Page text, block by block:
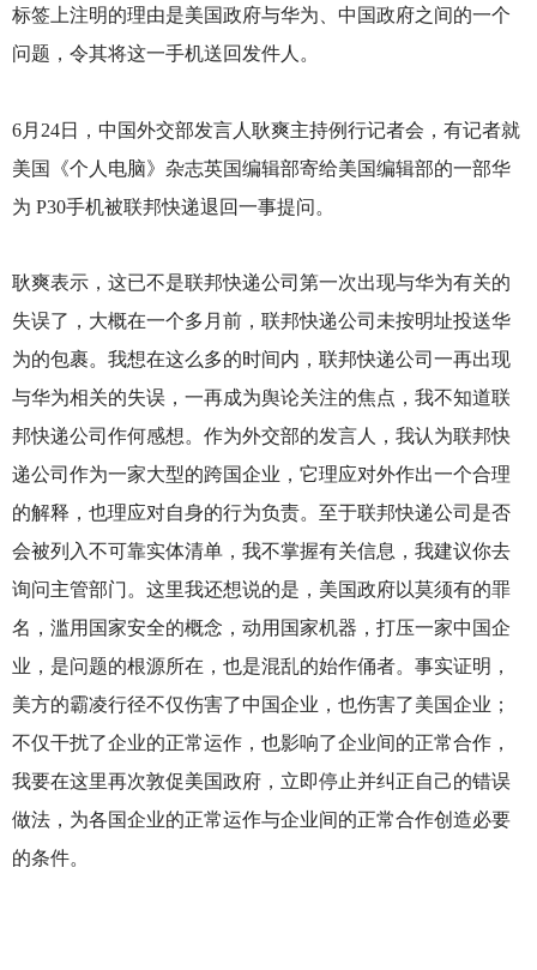
标签上注明的理由是美国政府与华为、中国政府之间的一个
问题，令其将这一手机送回发件人。
6月24日，中国外交部发言人耿爽主持例行记者会，有记者就
美国《个人电脑》杂志英国编辑部寄给美国编辑部的一部华
为 P30手机被联邦快递退回一事提问。
耿爽表示，这已不是联邦快递公司第一次出现与华为有关的
失误了，大概在一个多月前，联邦快递公司未按明址投送华
为的包裹。我想在这么多的时间内，联邦快递公司一再出现
与华为相关的失误，一再成为舆论关注的焦点，我不知道联
邦快递公司作何感想。作为外交部的发言人，我认为联邦快
递公司作为一家大型的跨国企业，它理应对外作出一个合理
的解释，也理应对自身的行为负责。至于联邦快递公司是否
会被列入不可靠实体清单，我不掌握有关信息，我建议你去
询问主管部门。这里我还想说的是，美国政府以莫须有的罪
名，滥用国家安全的概念，动用国家机器，打压一家中国企
业，是问题的根源所在，也是混乱的始作俑者。事实证明，
美方的霸凌行径不仅伤害了中国企业，也伤害了美国企业；
不仅干扰了企业的正常运作，也影响了企业间的正常合作，
我要在这里再次敦促美国政府，立即停止并纠正自己的错误
做法，为各国企业的正常运作与企业间的正常合作创造必要
的条件。